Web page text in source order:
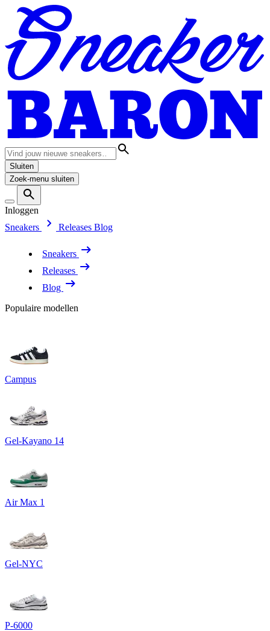
Sluiten
Zoek-menu sluiten
Inloggen
Sneakers
Releases Blog
Sneakers
Releases
Blog
Populaire modellen
Campus
Gel-Kayano 14
Air Max 1
Gel-NYC
P-6000